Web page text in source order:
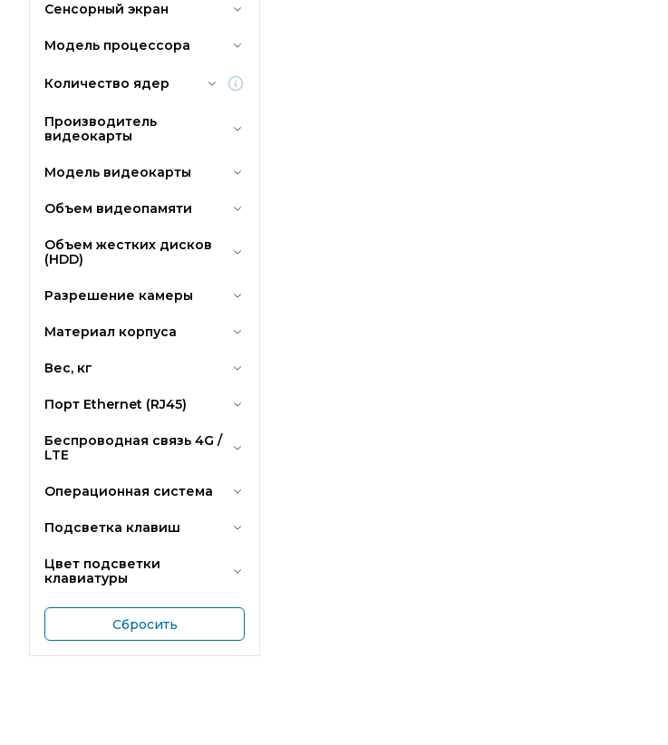
Сенсорный экран
Модель процессора
Количество ядер
Производитель
видеокарты
Модель видеокарты
Объем видеопамяти
Объем жестких дисков
(HDD)
Разрешение камеры
Материал корпуса
Вес, кг
Порт Ethernet (RJ45)
Беспроводная связь 4G /
LTE
Операционная система
Подсветка клавиш
Цвет подсветки
клавиатуры
Сбросить